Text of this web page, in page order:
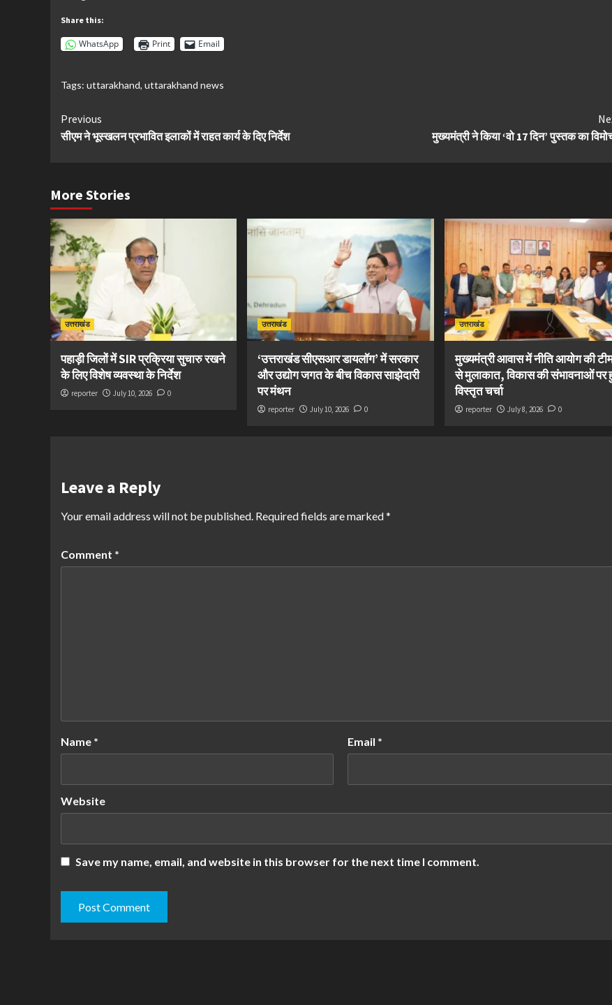
Share this:
WhatsApp Print Email
Tags: uttarakhand, uttarakhand news
Continue
Reading
Previous
सीएम ने भूस्खलन प्रभावित इलाकों में राहत कार्य के दिए निर्देश
मुख्यमंत्री ने किया ‘वो 17 दिन’ पुस्तक का
More Stories
उत्तराखंड
पहाड़ी जिलों में SIR प्रक्रिया सुचारु रखने
के लिए विशेष व्यवस्था के निर्देश
reporter July 10, 2026 0
उत्तराखंड
‘उत्तराखंड सीएसआर डायलॉग’ में सरकार
और उद्योग जगत के बीच विकास साझेदारी
पर मंथन
reporter July 10, 2026 0
उत्तराखंड
मुख्यमंत्री आवास में नीति आयोग की
से मुलाकात, विकास की संभावनाओं पर
विस्तृत चर्चा
reporter July 8, 2026 0
Leave a Reply
Your email address will not be published. Required fields are marked*
Comment *
Name * Email *
Website
Save my name, email, and website in this browser for the next time I comment.